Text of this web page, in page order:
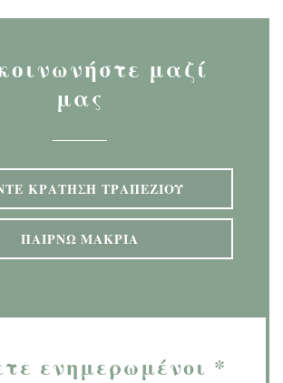
μαζί
μας
ΚΡΆΤΗΣΗ ΤΡΑΠΕΖΙΟΎ
ΠΑΊΡΝΩ ΜΑΚΡΙΆ
ενημερωμένοι *